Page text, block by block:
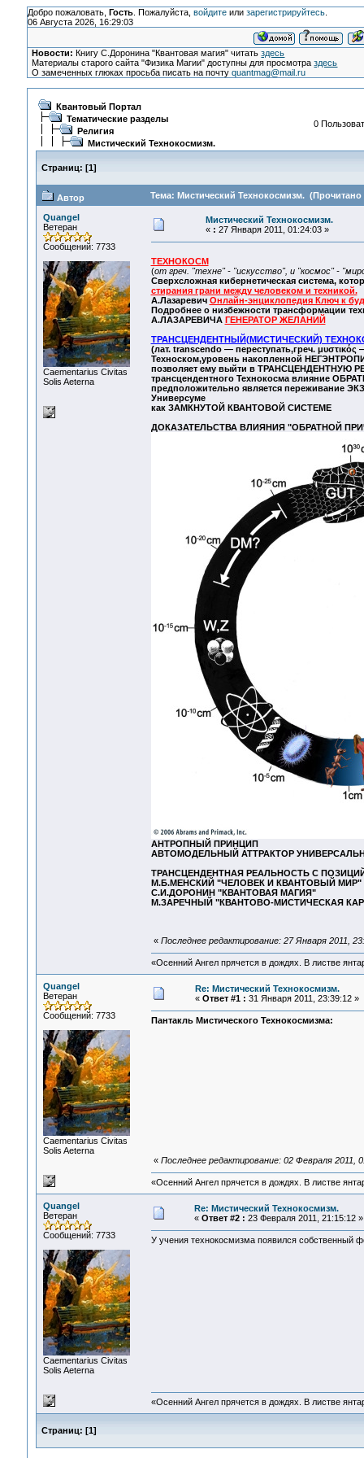
Добро пожаловать, Гость. Пожалуйста, войдитеили зарегистрируйтесь.
06 Августа 2026, 16:29:03
Новости: Книгу С.Доронина "Квантовая магия" читатьздесь
Материалы старого сайта "Физика Магии" доступны для просмотраздесь
О замеченных глюках просьба писать на почтуquantmag@mail.ru
Квантовый Портал
Тематические разделы
Религия
Мистический Технокосмизм.
0
Страниц: [1]
Автор Тема: Мистический Технокосмизм. (Прочитано
Quangel
Ветеран
Сообщений: 7733
Сaementarius Civitas
Solis Aeterna
Мистический Технокосмизм.
« : 27 Января 2011, 01:24:03 »
ТЕХНОКОСМ
(от греч. "техне" - "искусство", и "космос" -
Сверхсложная кибернетическая система,
стирания грани между человеком и техникой.
А.Лазаревич Онлайн-энциклопедия Ключ к
Подробнее о низбежности трансформации
А.ЛАЗАРЕВИЧА ГЕНЕРАТОР ЖЕЛАНИЙ
ТРАНСЦЕНДЕНТНЫЙ(МИСТИЧЕСКИЙ)
(лат. transcendo — переступать,греч.
Техноском,уровень накопленной
позволяет ему выйти в ТРАНСЦЕНДЕНТНУЮ
трансцендентного Технокосма влияние
предположительно является переживание
Универсуме
как ЗАМКНУТОЙ КВАНТОВОЙ СИСТЕМЕ
ДОКАЗАТЕЛЬСТВА ВЛИЯНИЯ "ОБРАТНОЙ
АНТРОПНЫЙ ПРИНЦИП
АВТОМОДЕЛЬНЫЙ АТТРАКТОР
ТРАНСЦЕНДЕНТНАЯ РЕАЛЬНОСТЬ С
М.Б.МЕНСКИЙ "ЧЕЛОВЕК И КВАНТОВЫЙ МИР"
C.И.ДОРОНИН "КВАНТОВАЯ МАГИЯ"
М.ЗАРЕЧНЫЙ "КВАНТОВО-МИСТИЧЕСКАЯ
« Последнее редактирование: 27 Января 2011,
«Осенний Ангел прячется в дождях. В листве
Quangel
Ветеран
Сообщений: 7733
Сaementarius Civitas
Solis Aeterna
Re: Мистический Технокосмизм.
« Ответ #1 : 31 Января 2011, 23:39:12 »
Пантакль Мистического Технокосмизма:
« Последнее редактирование: 02 Февраля 2011,
«Осенний Ангел прячется в дождях. В листве
Quangel
Ветеран
Сообщений: 7733
Сaementarius Civitas
Solis Aeterna
Re: Мистический Технокосмизм.
« Ответ #2 : 23 Февраля 2011, 21:15:12 »
У учения технокосмизма появился собственный
«Осенний Ангел прячется в дождях. В листве
Страниц: [1]